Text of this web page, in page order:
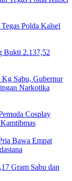
Polda Kalsel
Bukti 2.137,52
Kg Sabu, Gubernur
Narkotika
Cosplay
Bawa Empat
Gram Sabu dan